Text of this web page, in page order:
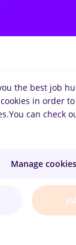
Depozit
Job verified
the best job
in order
You can check
Manage cookies